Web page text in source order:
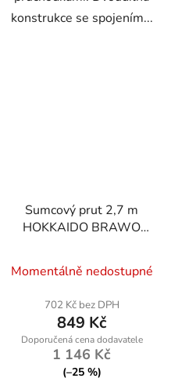
konstrukce se spojením...
Sumcový prut 2,7 m
HOKKAIDO BRAWO
hodnocení
produktu
je
2,5
z
Momentálně nedostupné
702 Kč bez DPH
849 Kč
1 146 Kč
(–25 %)